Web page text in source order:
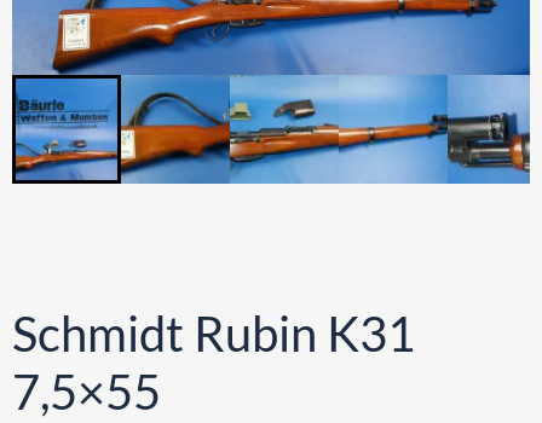
Schmidt Rubin K31
7,5×55